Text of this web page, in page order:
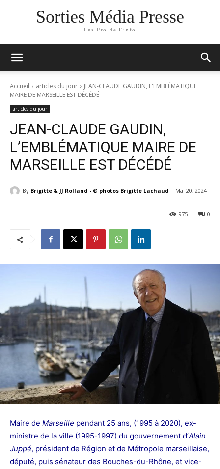
Sorties Média Presse
Les Pro de l'info
Accueil articles du jour
JEAN-CLAUDE GAUDIN, L'EMBLÉMATIQUE
MAIRE DE MARSEILLE EST DÉCÉDÉ
articles du jour
JEAN-CLAUDE GAUDIN,
L’EMBLÉMATIQUE MAIRE DE
MARSEILLE EST DÉCÉDÉ
By Brigitte & JJ Rolland - © photos Brigitte Lachaud Mai 20, 2024
0
975
Maire de Marseille pendant 25 ans, (1995 à 2020), ex-
ministre de la ville (1995-1997) du gouvernement d’Alain
Juppé, président de Région et de Métropole marseillaise,
député, puis sénateur des Bouches-du-Rhône, et vice-